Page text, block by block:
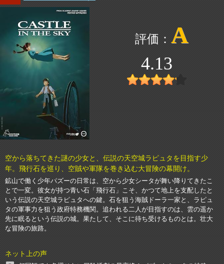
A
4.13
空から落ちてきた謎の少女と、伝説の天空城ラピュタを目指す少
年。飛行石を巡り、空賊や軍隊を巻き込む大冒険の幕開け。
鉱山で働く少年パズーの日常は、空から少女シータが舞い降りてきたこ
とで一変。彼女が持つ青い石「飛行石」こそ、かつて地上を支配したと
いう伝説の天空城ラピュタへの鍵。石を狙う海賊ドーラ一家と、ラピュ
タの軍事力を狙う政府特務機関。追われる二人が目指すのは、雲の遥か
先に眠るという伝説の城。果たして、そこに待ち受けるものとは。壮大
な冒険の旅路。
ネット上の声